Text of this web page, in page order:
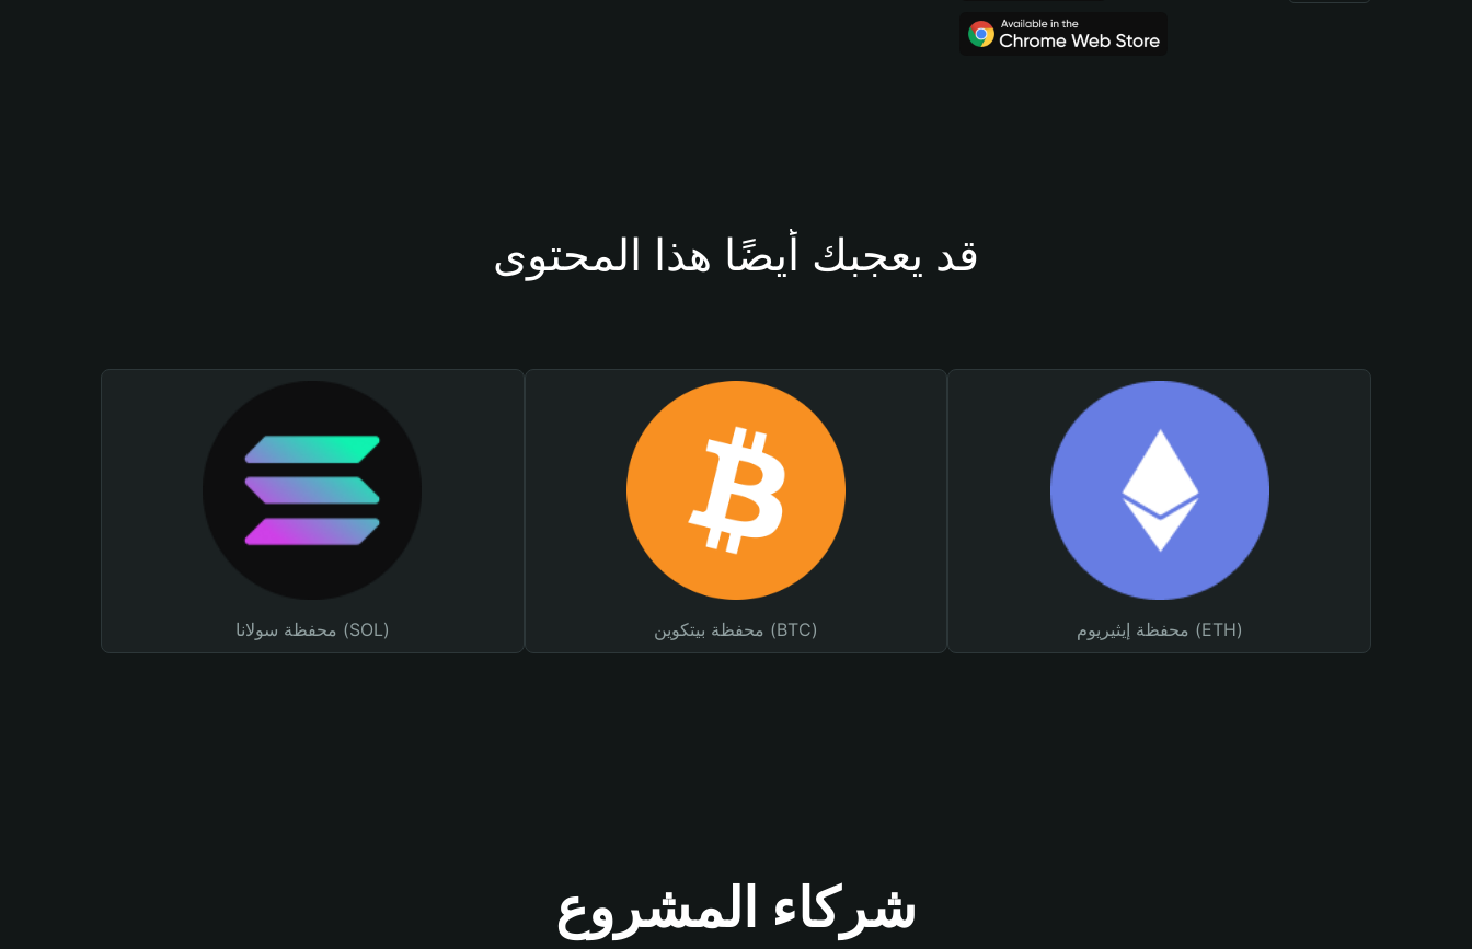
قد يعجبك أيضًا هذا المحتوى
محفظة سولانا (SOL) محفظة بيتكوين (BTC) محفظة إيثيريوم (ETH)
شركاء المشروع